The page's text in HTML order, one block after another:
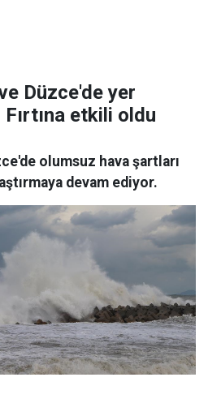
Düzce'de yer
etkili oldu
olumsuz hava şartları
devam ediyor.